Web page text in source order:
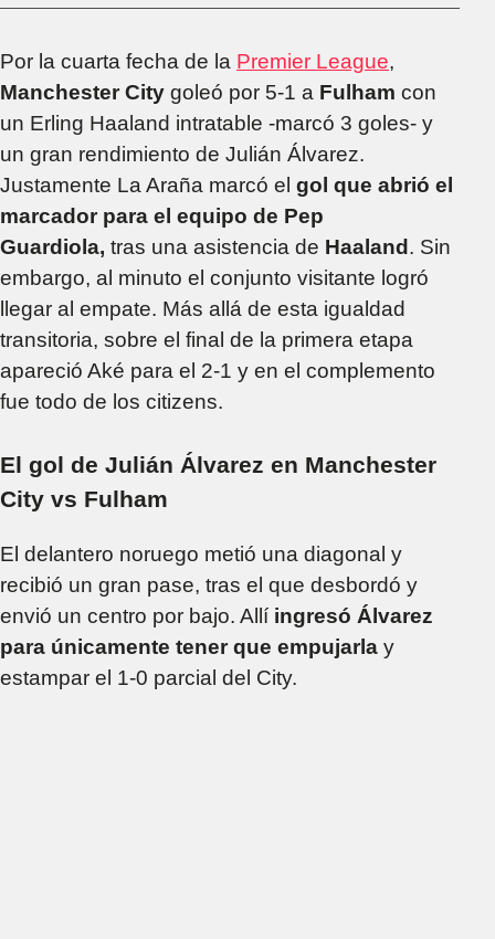
Por la cuarta fecha de la Premier League,
Manchester City goleó por 5-1 a Fulham con
un Erling Haaland intratable -marcó 3 goles- y
un gran rendimiento de Julián Álvarez.
Justamente La Araña marcó el gol que abrió el
marcador para el equipo de Pep
Guardiola, tras una asistencia de Haaland . Sin
embargo, al minuto el conjunto visitante logró
llegar al empate. Más allá de esta igualdad
transitoria, sobre el final de la primera etapa
apareció Aké para el 2-1 y en el complemento
fue todo de los citizens.
El gol de Julián Álvarez en Manchester
City vs Fulham
El delantero noruego metió una diagonal y
recibió un gran pase, tras el que desbordó y
envió un centro por bajo. Allí ingresó Álvarez
para únicamente tener que empujarla y
estampar el 1-0 parcial del City.